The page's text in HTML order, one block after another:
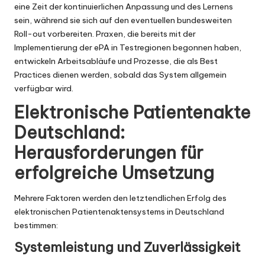
eine Zeit der kontinuierlichen Anpassung und des Lernens
sein, während sie sich auf den eventuellen bundesweiten
Roll-out vorbereiten. Praxen, die bereits mit der
Implementierung der ePA in Testregionen begonnen haben,
entwickeln Arbeitsabläufe und Prozesse, die als Best
Practices dienen werden, sobald das System allgemein
verfügbar wird.
Elektronische Patientenakte
Deutschland:
Herausforderungen für
erfolgreiche Umsetzung
Mehrere Faktoren werden den letztendlichen Erfolg des
elektronischen Patientenaktensystems in Deutschland
bestimmen:
Systemleistung und Zuverlässigkeit